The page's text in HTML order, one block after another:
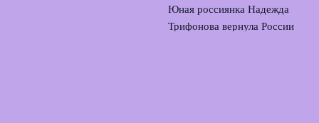
Юная россиянка Надежда
Трифонова вернула России